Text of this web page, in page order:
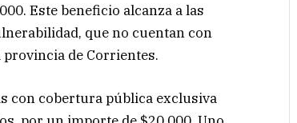
Este beneficio alcanza a las
que no cuentan con
de Corrientes.
con cobertura pública exclusiva